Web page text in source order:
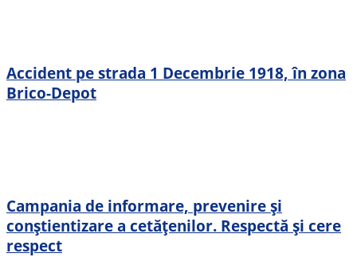
Accident pe strada 1 Decembrie 1918, în zona
Brico-Depot
Campania de informare, prevenire și
conștientizare a cetățenilor. Respectă și cere
respect